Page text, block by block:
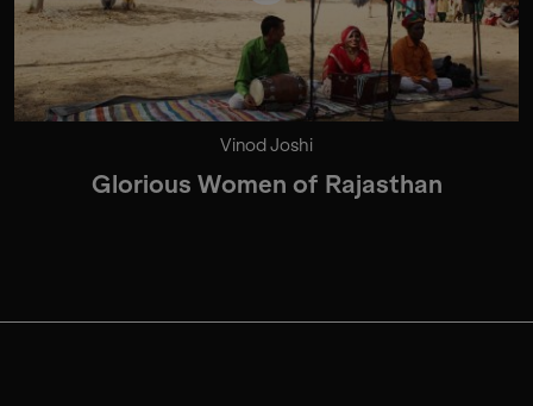
Vinod Joshi
Glorious Women of Rajasthan